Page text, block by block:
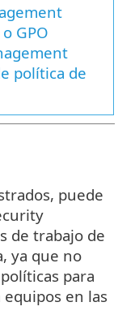
GPO
política de
puede
de trabajo de
ya que no
para
equipos en las